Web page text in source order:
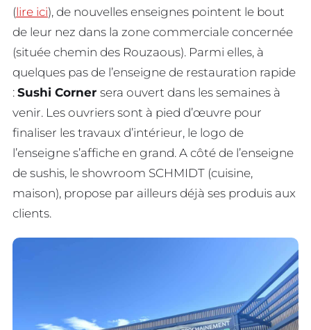
(lire ici), de nouvelles enseignes pointent le bout
de leur nez dans la zone commerciale concernée
(située chemin des Rouzaous). Parmi elles, à
quelques pas de l’enseigne de restauration rapide
: Sushi Corner sera ouvert dans les semaines à
venir. Les ouvriers sont à pied d’œuvre pour
finaliser les travaux d’intérieur, le logo de
l’enseigne s’affiche en grand. A côté de l’enseigne
de sushis, le showroom SCHMIDT (cuisine,
maison), propose par ailleurs déjà ses produis aux
clients.